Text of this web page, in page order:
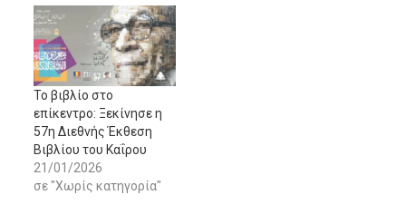
Το βιβλίο στο
επίκεντρο: Ξεκίνησε η
57η Διεθνής Έκθεση
Βιβλίου του Καΐρου
21/01/2026
σε "Χωρίς κατηγορία"